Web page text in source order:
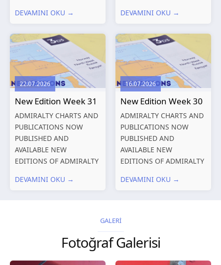
PUBLICATIONS New
Charts published 13
August 2026 Chart
Title, limits
and other remarks
319
International chart
DEVAMINI OKU →
PUBLICATIONS New
Charts published 06
August 2026 Chart Title,
limits and other remarks
1602 China – Chang...
DEVAMINI OKU →
22.07.2026
New Edition Week 31
ADMIRALTY CHARTS AND
PUBLICATIONS NOW
PUBLISHED AND
AVAILABLE NEW
EDITIONS OF ADMIRALTY
PUBLICATIONS New
remarks 127 Korea
DEVAMINI OKU →
16.07.2026
New Edition Week 30
ADMIRALTY CHARTS AND
PUBLICATIONS NOW
PUBLISHED AND
AVAILABLE NEW
EDITIONS OF ADMIRALTY
PUBLICATIONS New
2026 Chart
Title, limits and other
remarks 67 Gulf of...
DEVAMINI OKU →
GALERİ
Fotoğraf Galerisi